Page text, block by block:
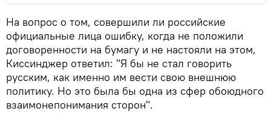
На вопрос о том, совершили ли российские
официальные лица ошибку, когда не положили
договоренности на бумагу и не настояли на этом,
Киссинджер ответил: "Я бы не стал говорить
русским, как именно им вести свою внешнюю
политику. Но это была бы одна из сфер обоюдного
взаимонепонимания сторон".